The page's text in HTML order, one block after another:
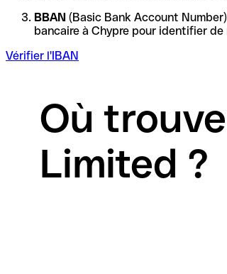
BBAN (Basic Bank Account
Vérifier l'IBAN
Où
Limited ?